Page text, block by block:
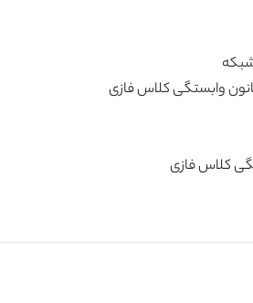
وابستگی کلاس فازی
کلاس فازی